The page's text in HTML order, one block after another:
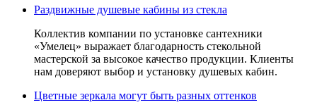
Раздвижные душевые кабины из стекла
Коллектив компании по установке сантехники
«Умелец» выражает благодарность стекольной
мастерской за высокое качество продукции. Клиенты
нам доверяют выбор и установку душевых кабин.
Цветные зеркала могут быть разных оттенков